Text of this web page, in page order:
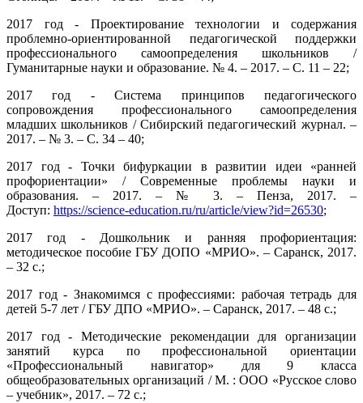
2017 год - Проектирование технологии и содержания
проблемно-ориентированной педагогической поддержки
профессионального самоопределения школьников /
Гуманитарные науки и образование. № 4. – 2017. – С. 11 – 22;
2017 год - Система принципов педагогического
сопровождения профессионального самоопределения
младших школьников / Сибирский педагогический журнал. –
2017. – № 3. – С. 34 – 40;
2017 год - Точки бифуркации в развитии идеи «ранней
профориентации» / Современные проблемы науки и
образования. – 2017. – № 3. – Пенза, 2017. –
Доступ: https://science-education.ru/ru/article/view?id=26530;
2017 год - Дошкольник и ранняя профориентация:
методическое пособие ГБУ ДОПО «МРИО». – Саранск, 2017.
– 32 с.;
2017 год - Знакомимся с профессиями: рабочая тетрадь для
детей 5-7 лет / ГБУ ДПО «МРИО». – Саранск, 2017. – 48 с.;
2017 год - Методические рекомендации для организации
занятий курса по профессиональной ориентации
«Профессиональный навигатор» для 9 класса
общеобразовательных организаций / М. : ООО «Русское слово
– учебник», 2017. – 72 с.;